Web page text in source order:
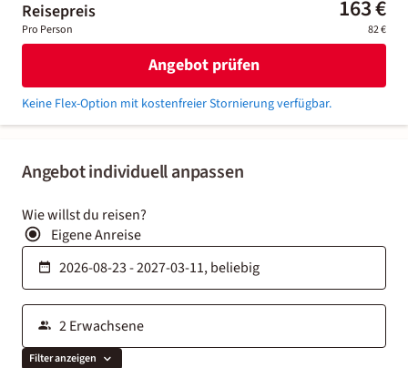
Angebot individuell anpassen
Wie willst du reisen?
Eigene Anreise
Filter anzeigen
Reisepreis 163 €
Pro Person 82 €
Angebot prüfen
Keine Flex-Option mit kostenfreier Stornierung verfügbar.